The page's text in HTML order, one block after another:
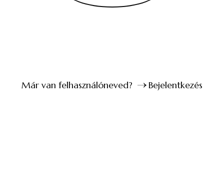
Már van felhasználóneved? Bejelentkezés